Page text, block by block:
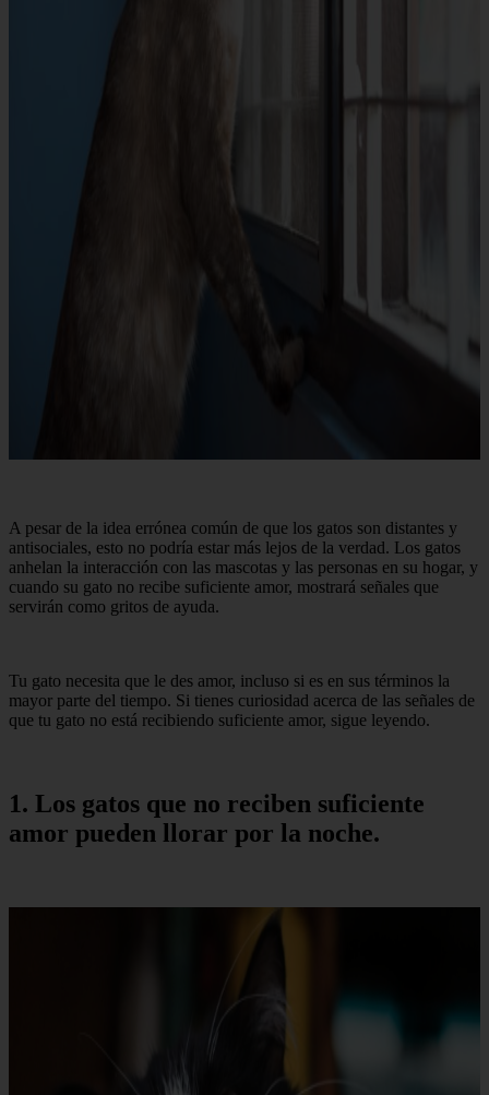
A pesar de la idea errónea común de que los gatos son distantes y
antisociales, esto no podría estar más lejos de la verdad. Los gatos
anhelan la interacción con las mascotas y las personas en su hogar, y
cuando su gato no recibe suficiente amor, mostrará señales que
servirán como gritos de ayuda.
Tu gato necesita que le des amor, incluso si es en sus términos la
mayor parte del tiempo. Si tienes curiosidad acerca de las señales de
que tu gato no está recibiendo suficiente amor, sigue leyendo.
1. Los gatos que no reciben suficiente
amor pueden llorar por la noche.